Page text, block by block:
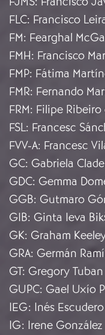
FLC: Francisco
FM: Fearghal
FMH: Francisco
FMP: Fátima
FMR: Fernando
FRM: Filipe Ribeiro
FSL: Francesc
FVV-A: Francesc
GC: Gabriela
GDC: Gemma
GGB: Gutmaro
GIB: Ginta Ieva
GK: Graham
GRA: Germán
GT: Gregory Tuban
GUPC: Gael Uxío
IEG: Inés
IG: Irene González